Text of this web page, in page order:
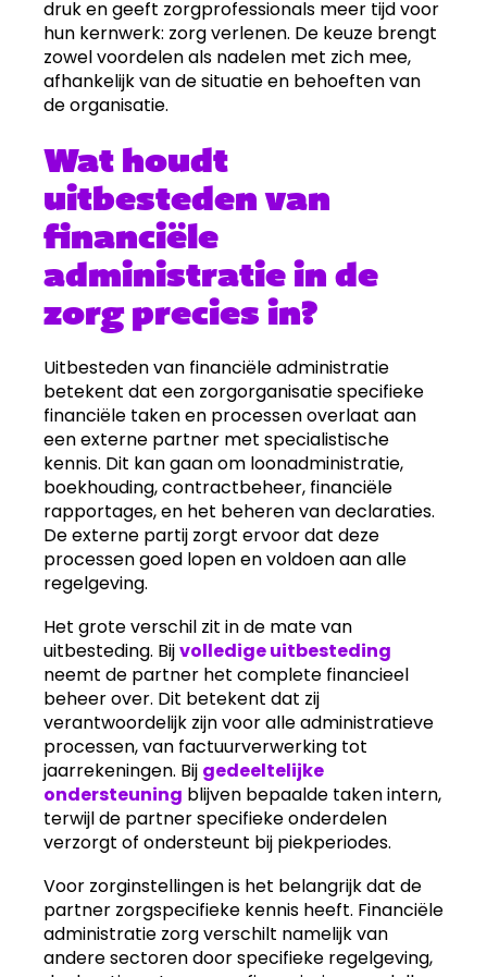
druk en geeft zorgprofessionals meer tijd voor
hun kernwerk: zorg verlenen. De keuze brengt
zowel voordelen als nadelen met zich mee,
afhankelijk van de situatie en behoeften van
de organisatie.
Wat houdt
uitbesteden van
financiële
administratie in de
zorg precies in?
Uitbesteden van financiële administratie
betekent dat een zorgorganisatie specifieke
financiële taken en processen overlaat aan
een externe partner met specialistische
kennis. Dit kan gaan om loonadministratie,
boekhouding, contractbeheer, financiële
rapportages, en het beheren van declaraties.
De externe partij zorgt ervoor dat deze
processen goed lopen en voldoen aan alle
regelgeving.
Het grote verschil zit in de mate van
uitbesteding. Bijvolledige uitbesteding
neemt de partner het complete financieel
beheer over. Dit betekent dat zij
verantwoordelijk zijn voor alle administratieve
processen, van factuurverwerking tot
jaarrekeningen. Bij gedeeltelijke
ondersteuning blijven bepaalde taken intern,
terwijl de partner specifieke onderdelen
verzorgt of ondersteunt bij piekperiodes.
Voor zorginstellingen is het belangrijk dat de
partner zorgspecifieke kennis heeft. Financiële
administratie zorg verschilt namelijk van
andere sectoren door specifieke regelgeving,